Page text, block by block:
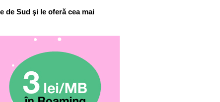
de Sud şi le oferă cea mai